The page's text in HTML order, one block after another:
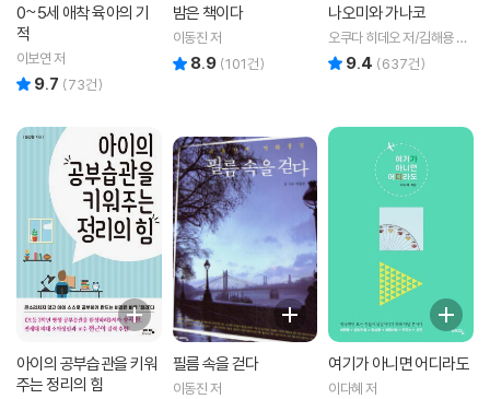
0~5세 애착 육아의 기
적
이보연 저
9.7 (73건)
밤은 책이다
이동진 저
8.9 (101건)
나오미와 가나코
오쿠다 히데오 저/김해용 역
저 9.4 (637건)
아이의 공부습관을 키워
주는 정리의 힘
필름 속을 걷다
이동진 저
여기가 아니면 어디라도
이다혜 저